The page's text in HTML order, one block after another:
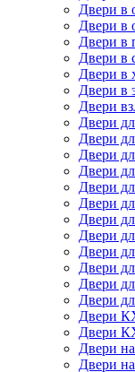
Двери в
Двери в
Двери в
Двери в
Двери в
Двери в
Двери
Двери
Двери
Двери
Двери
Двери
Двери
Двери
Двери
Двери
Двери
Двери
Двери
Двери
Двери
Двери
Двери